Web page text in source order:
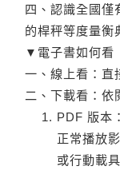
四、認識全國僅
的桿秤等度量衡
▼電子書如何看
一、線上看：直
二、下載看：依
PDF 版本
正常播放
或行動載